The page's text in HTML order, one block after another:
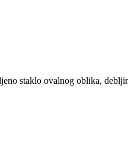
staklo ovalnog oblika,